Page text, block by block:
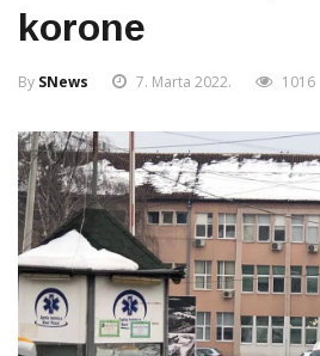
korone
By SNews 7. Marta 2022. 1016